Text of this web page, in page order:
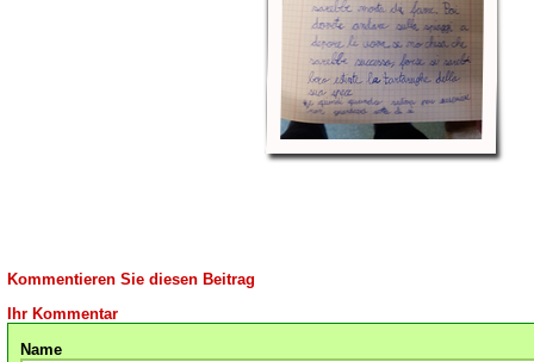
Kommentieren Sie diesen Beitrag
Ihr Kommentar
Name